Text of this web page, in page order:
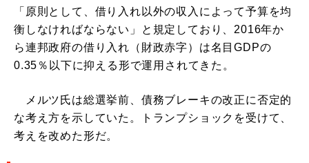
「原則として、借り入れ以外の収入によって予算を均
衡しなければならない」と規定しており、2016年か
ら連邦政府の借り入れ（財政赤字）は名目GDPの
0.35％以下に抑える形で運用されてきた。
メルツ氏は総選挙前、債務ブレーキの改正に否定的
な考え方を示していた。トランプショックを受けて、
考えを改めた形だ。